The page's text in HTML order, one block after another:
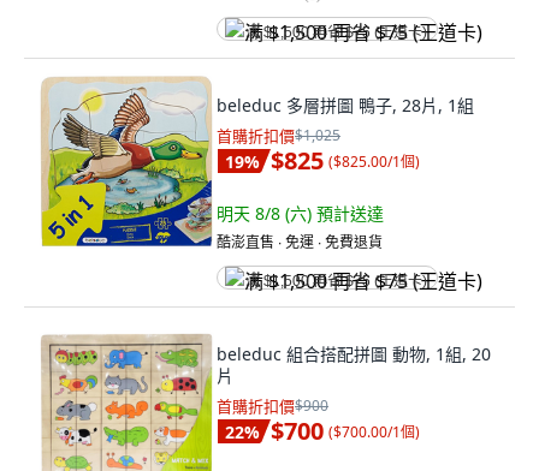
满 $1,500 再省 $75 (王道卡)
beleduc 多層拼圖 鴨子, 28片, 1組
首購折扣價$1,025
19% $825 ($825.00/1個)
明天 8/8 (六) 預計送達
酷澎直售 ∙ 免運 ∙ 免費退貨
满 $1,500 再省 $75 (王道卡)
beleduc 組合搭配拼圖 動物, 1組, 20
片
首購折扣價$900
22% $700 ($700.00/1個)